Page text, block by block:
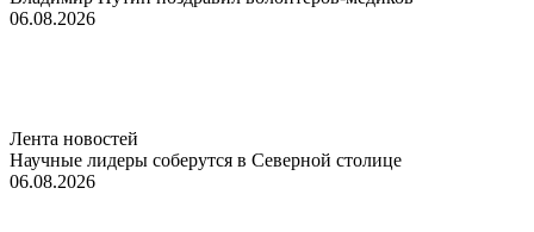
06.08.2026
Лента новостей
Научные лидеры соберутся в Северной столице
06.08.2026